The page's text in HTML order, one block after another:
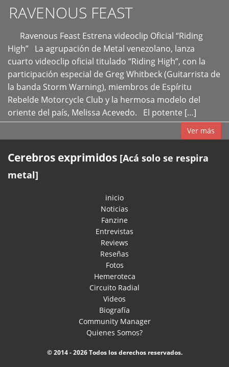
RAVENOUS FEAST
Ravenous Feast Estrena videoclip Oficial “Riding
High” La agrupación de Metal venezolano, lanza
cuarto videoclip oficial titulado “Riding High”, con la
participación especial de Greg Whitbeck (Guitarrista de
la banda Storm Warning), miembros de Espíritu
Rebelde Motorcycle Club y la hermosa modelo del
oriente del país, Melissa Acevedo. El potente […]
Ver más
Cerebros exprimidos [Acá solo se respira
metal]
inicio
Noticias
Fanzine
Entrevistas
Reviews
Reseñas
Fotos
Hemeroteca
Circuito Radial
Videos
Biografía
Community Manager
Quienes Somos?
© 2014 - 2026 Todos los derechos reservados.